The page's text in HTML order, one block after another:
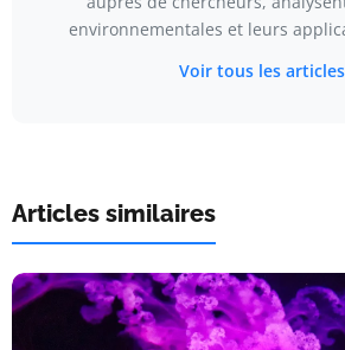
environnementales et leurs
Voir tous les
Articles similaires